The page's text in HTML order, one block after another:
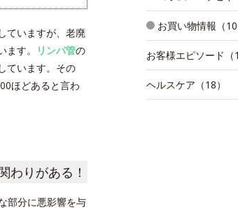
ていますが、老廃
す。
リンパ管の
ています。その
ほどあると言わ
わりがある！
部分に悪影響を与
お買い物情報（10
お客様エピソード（
ヘルスケア（18）